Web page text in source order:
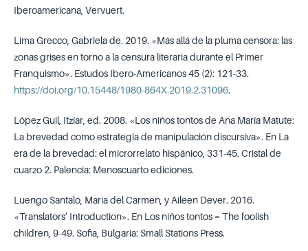
Iberoamericana, Vervuert.
Lima Grecco, Gabriela de. 2019. «Más allá de la pluma censora: las
zonas grises en torno a la censura literaria durante el Primer
Franquismo». Estudos Ibero-Americanos 45 (2): 121-33.
https://doi.org/10.15448/1980-864X.2019.2.31096.
López Guil, Itzíar, ed. 2008. «Los niños tontos de Ana María Matute:
La brevedad como estrategia de manipulación discursiva». En La
era de la brevedad: el microrrelato hispánico, 331-45. Cristal de
cuarzo 2. Palencia: Menoscuarto ediciones.
Luengo Santaló, María del Carmen, y Aileen Dever. 2016.
«Translators’ Introduction». En Los niños tontos = The foolish
children, 9-49. Sofia, Bulgaria: Small Stations Press.